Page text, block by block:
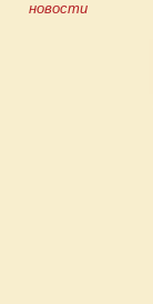
новости